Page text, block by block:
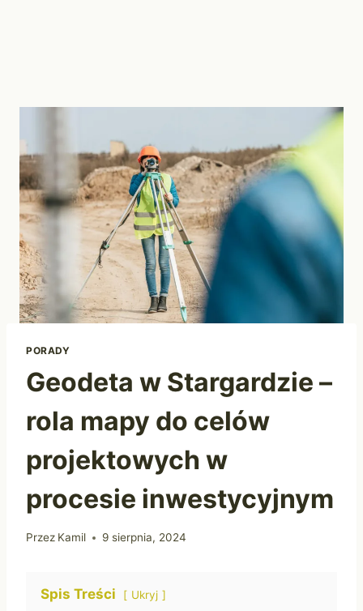
PORADY
Geodeta w Stargardzie –
rola mapy do celów
projektowych w
procesie inwestycyjnym
Przez Kamil 9 sierpnia, 2024
Spis Treści Ukryj